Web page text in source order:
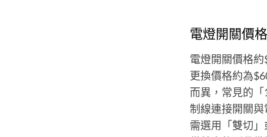
電燈開關價格
電燈開關價格
更換價格約為
而異，常見的
制線連接開關與
需選用「雙切